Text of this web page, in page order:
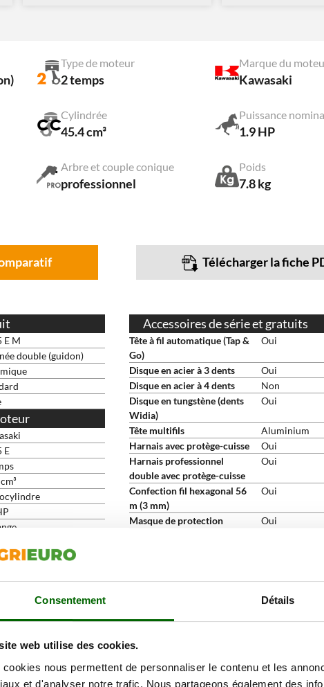
Consentement Détails
web utilise des cookies.
cookies nous permettent de personnaliser le contenu et les
et d'analyser notre trafic. Nous partageons également des
Type de moteur
2 temps
Marque du
Kawasaki
Cylindrée
45.4 cm³
Puissance
1.9 HP
Arbre et couple conique
professionnel
Poids
7.8 kg
Télécharger la fiche
E M
double (guidon)
E
transmission
Accessoires de série et gratuits
Tête à fil automatique (Tap &
Go)
Oui
Disque en acier à 3 dents
Oui
Disque en acier à 4 dents
Non
Disque en tungstène (dents
Widia)
Oui
Tête multifils
Aluminium
Harnais avec protège-cuisse
Oui
Harnais professionnel
double avec protège-cuisse
Oui
Confection fil hexagonal 56
m (3 mm)
Oui
Masque de protection
Oui
Bandana
Oui
Oui
Protection plastique du
Bidon pour l'essence
Non